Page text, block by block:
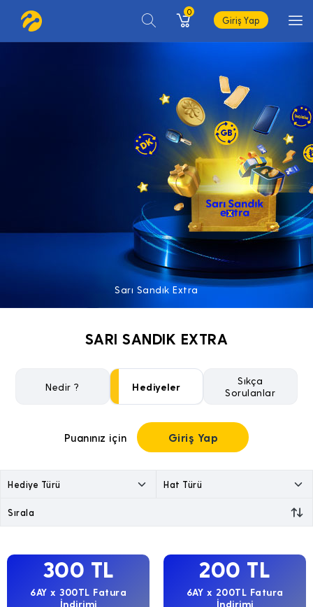
0
Giriş Yap
Sarı Sandık Extra
SARI SANDIK EXTRA
Nedir ? Hediyeler
Sıkça
Sorulanlar
Puanınız için Giriş Yap
300 TL
6AY x 300TL Fatura
İndirimi
200 TL
6AY x 200TL Fatura
İndirimi